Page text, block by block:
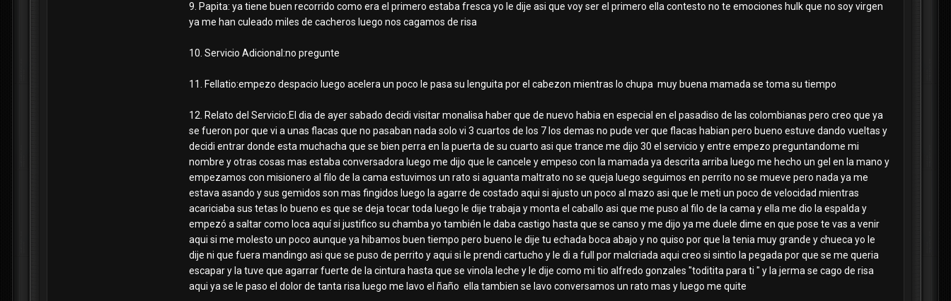
9. Papita: ya tiene buen recorrido como era el primero estaba fresca yo le dije asi que voy ser el primero ella contesto no te emociones hulk que no soy virgen
ya me han culeado miles de cacheros luego nos cagamos de risa
10. Servicio Adicional:no pregunte
11. Fellatio:empezo despacio luego acelera un poco le pasa su lenguita por el cabezon mientras lo chupa muy buena mamada se toma su tiempo
12. Relato del Servicio:El dia de ayer sabado decidi visitar monalisa haber que de nuevo habia en especial en el pasadiso de las colombianas pero creo que ya
se fueron por que vi a unas flacas que no pasaban nada solo vi 3 cuartos de los 7 los demas no pude ver que flacas habian pero bueno estuve dando vueltas y
decidi entrar donde esta muchacha que se bien perra en la puerta de su cuarto asi que trance me dijo 30 el servicio y entre empezo preguntandome mi
nombre y otras cosas mas estaba conversadora luego me dijo que le cancele y empeso con la mamada ya descrita arriba luego me hecho un gel en la mano y
empezamos con misionero al filo de la cama estuvimos un rato si aguanta maltrato no se queja luego seguimos en perrito no se mueve pero nada ya me
estava asando y sus gemidos son mas fingidos luego la agarre de costado aqui si ajusto un poco al mazo asi que le meti un poco de velocidad mientras
acariciaba sus tetas lo bueno es que se deja tocar toda luego le dije trabaja y monta el caballo asi que me puso al filo de la cama y ella me dio la espalda y
empezó a saltar como loca aquí si justifico su chamba yo también le daba castigo hasta que se canso y me dijo ya me duele dime en que pose te vas a venir
aqui si me molesto un poco aunque ya hibamos buen tiempo pero bueno le dije tu echada boca abajo y no quiso por que la tenia muy grande y chueca yo le
dije ni que fuera mandingo asi que se puso de perrito y aqui si le prendi cartucho y le di a full por malcriada aqui creo si sintio la pegada por que se me queria
escapar y la tuve que agarrar fuerte de la cintura hasta que se vinola leche y le dije como mi tio alfredo gonzales "toditita para ti " y la jerma se cago de risa
aqui ya se le paso el dolor de tanta risa luego me lavo el ñaño ella tambien se lavo conversamos un rato mas y luego me quite